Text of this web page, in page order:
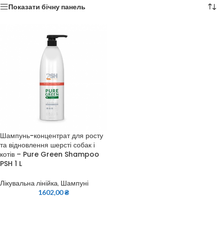
Показати бічну панель
Шампунь-концентрат для росту
та відновлення шерсті собак і
котів – Pure Green Shampoo
PSH 1 L
Лікувальна лінійка, Шампуні
1602,00₴